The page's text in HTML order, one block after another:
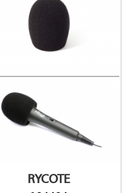
RYCOTE
Audio-Technica AT8004,
BP4001, BP4002,
BeyerDynamic M58,
Electrovoice 635N/D, Rode
Reporter, Sennheiser e845,